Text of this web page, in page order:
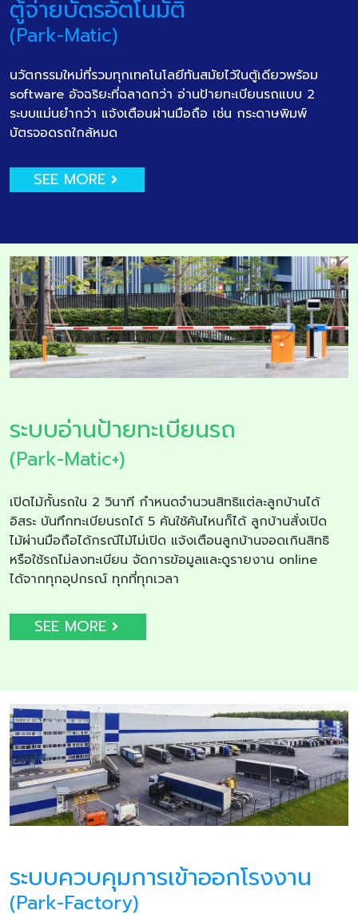
ตู้จ่ายบัตรอัตโนมัติ
(Park-Matic)
นวัตกรรมใหม่ที่รวมทุกเทคโนโลยีทันสมัยไว้ในตู้เดียวพร้อม
software อัจฉริยะที่ฉลาดกว่า อ่านป้ายทะเบียนรถแบบ 2
ระบบแม่นยำกว่า แจ้งเตือนผ่านมือถือ เช่น กระดาษพิมพ์
บัตรจอดรถใกล้หมด
SEE MORE
ระบบอ่านป้ายทะเบียนรถ
(Park-Matic+)
เปิดไม้กั้นรถใน 2 วินาที กำหนดจำนวนสิทธิแต่ละลูกบ้านได้
อิสระ บันทึกทะเบียนรถได้ 5 คันใช้คันไหนก็ได้ ลูกบ้านสั่งเปิด
ไม้ผ่านมือถือได้กรณีไม้ไม่เปิด แจ้งเตือนลูกบ้านจอดเกินสิทธิ
หรือใช้รถไม่ลงทะเบียน จัดการข้อมูลและดูรายงาน online
ได้จากทุกอุปกรณ์ ทุกที่ทุกเวลา
SEE MORE
ระบบควบคุมการเข้าออกโรงงาน
(Park-Factory)